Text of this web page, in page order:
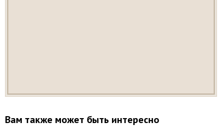
Вам также может быть интересно